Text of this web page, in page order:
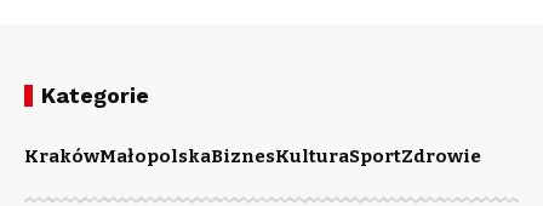
Kategorie
KrakówMałopolskaBiznesKulturaSportZdrowie